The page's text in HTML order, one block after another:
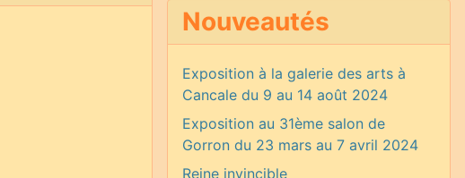
Nouveautés
Exposition à la galerie des arts à
Cancale du 9 au 14 août 2024
Exposition au 31ème salon de
Gorron du 23 mars au 7 avril 2024
Reine invincible